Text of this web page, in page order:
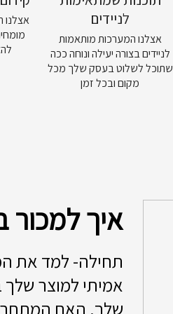
לניידים
אצלנו המערכות מותאמות
לניידים בצורה יעילה ונוחה ככה
שתוכל לשלוט בעסק שלך מכל
מקום ובכל זמן
אצלנו
איך למכור
תחילה- למד את
אמיתי למוצר
שלך. האם